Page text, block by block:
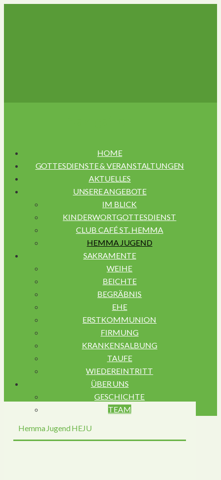
HOME
GOTTESDIENSTE & VERANSTALTUNGEN
AKTUELLES
UNSERE ANGEBOTE
IM BLICK
KINDERWORTGOTTESDIENST
CLUB CAFÉ ST. HEMMA
HEMMA JUGEND
SAKRAMENTE
WEIHE
BEICHTE
BEGRÄBNIS
EHE
ERSTKOMMUNION
FIRMUNG
KRANKENSALBUNG
TAUFE
WIEDEREINTRITT
ÜBER UNS
GESCHICHTE
TEAM
Hemma Jugend HEJU